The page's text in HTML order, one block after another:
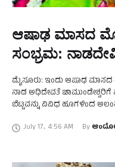
ಆಷಾಢ ಮಾಸದ
ಸಂಭ್ರಮ:
ಮೈಸೂರು: ಇಂದು ಆಷಾಢ
ನಾಡ ಅಧಿದೇವತೆ
ಬೆಟ್ಟವನ್ನು ವಿವಿಧ ಹೂಗಳಿಂದ
ಅಲಂಕಾರದಲ್ಲಿ …
July 17, 4:56 AM By